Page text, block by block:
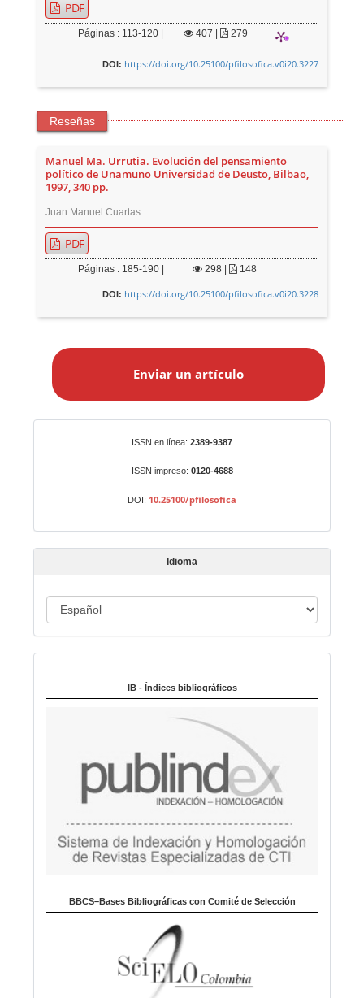
PDF
Páginas : 113-120 | 407 279
DOI: https://doi.org/10.25100/pfilosofica.v0i20.3227
Reseñas
Manuel Ma. Urrutia. Evolución del pensamiento
político de Unamuno Universidad de Deusto, Bilbao,
1997, 340 pp.
Juan Manuel Cuartas
PDF
Páginas : 185-190 | 298 148
DOI: https://doi.org/10.25100/pfilosofica.v0i20.3228
a
t
í
o
Enviar un artículo
ISSN en línea: 2389-9387
ISSN impreso: 0120-4688
DOI: 10.25100/pfilosofica
Idioma
d
m
IB - Índices bibliográficos
BBCS–Bases Bibliográficas con Comité de Selección